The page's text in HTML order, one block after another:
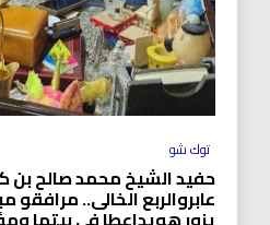
توك شو
حفيد الشيخ محمد صالح بن
عابروالربع الخالى..